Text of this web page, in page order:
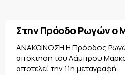
Στην Πρόοδο Ρωγών ο
ΑΝΑΚΟΙΝΩΣΗ Η Πρόοδος
απόκτηση του Λάμπρου
αποτελεί την 11η μεταγραφή...